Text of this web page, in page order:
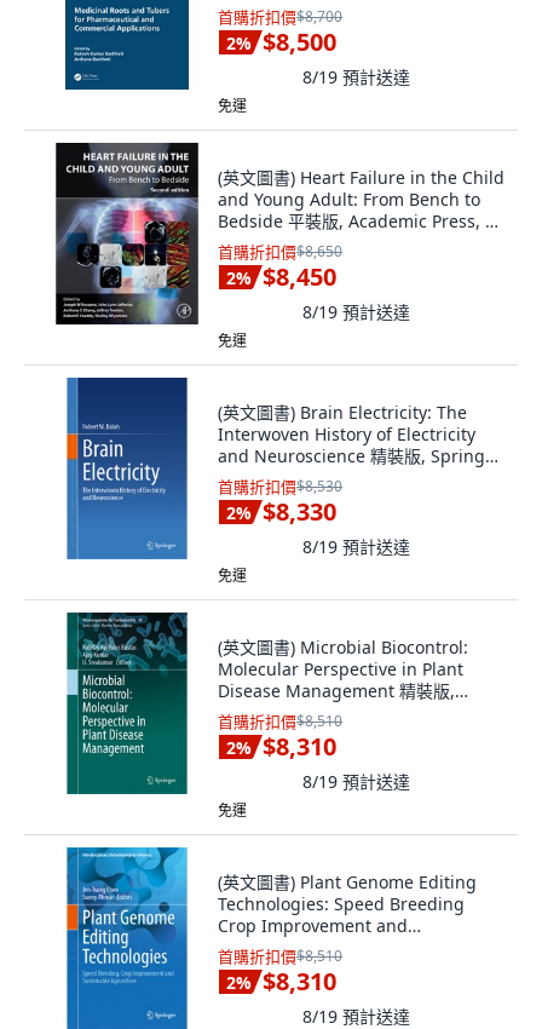
CRC Press, 英文
首購折扣價$8,700
2% $8,500
8/19 預計送達
免運
(英文圖書) Heart Failure in the Child
and Young Adult: From Bench to
Bedside 平裝版, Academic Press, 英
文
首購折扣價$8,650
2% $8,450
8/19 預計送達
免運
(英文圖書) Brain Electricity: The
Interwoven History of Electricity
and Neuroscience 精裝版, Springer,
英文
首購折扣價$8,530
2% $8,330
8/19 預計送達
免運
(英文圖書) Microbial Biocontrol:
Molecular Perspective in Plant
Disease Management 精裝版,
Springer, 英文
首購折扣價$8,510
2% $8,310
8/19 預計送達
免運
(英文圖書) Plant Genome Editing
Technologies: Speed Breeding
Crop Improvement and
Sustainable Agriculture 精裝版,
Springer, 英文
首購折扣價$8,510
2% $8,310
8/19 預計送達